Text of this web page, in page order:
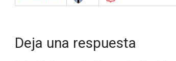
Deja una respuesta